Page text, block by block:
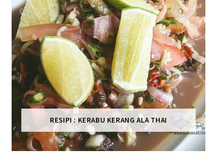
RESIPI : KERABU KERANG ALA THAI